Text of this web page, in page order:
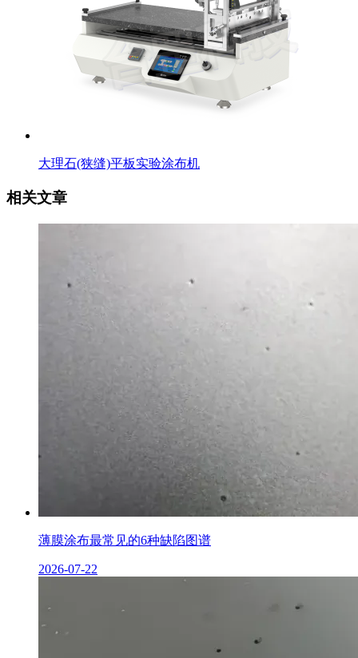
大理石(狭缝)平板实验涂布机
相关文章
薄膜涂布最常见的6种缺陷图谱
2026-07-22